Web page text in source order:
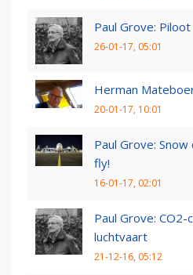
Paul Grove:
26-01-17, 05:01
Herman
20-01-17, 10:01
Paul Grove:
fly!
16-01-17, 02:01
Paul Grove:
luchtvaart
21-12-16, 05:12